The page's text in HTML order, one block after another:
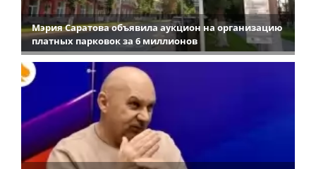
Мэрия Саратова объявила аукцион на организацию
платных парковок за 6 миллионов